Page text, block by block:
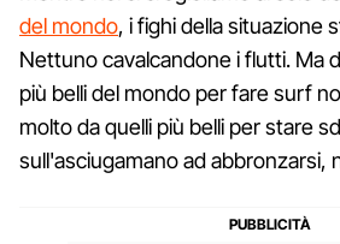
del mondo, i fighi della situazione
Nettuno cavalcandone i flutti. Ma
più belli del mondo per fare surf
molto da quelli più belli per stare
sull'asciugamano ad abbronzarsi,